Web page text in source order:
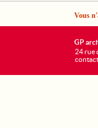
Vous
GP
24 rue